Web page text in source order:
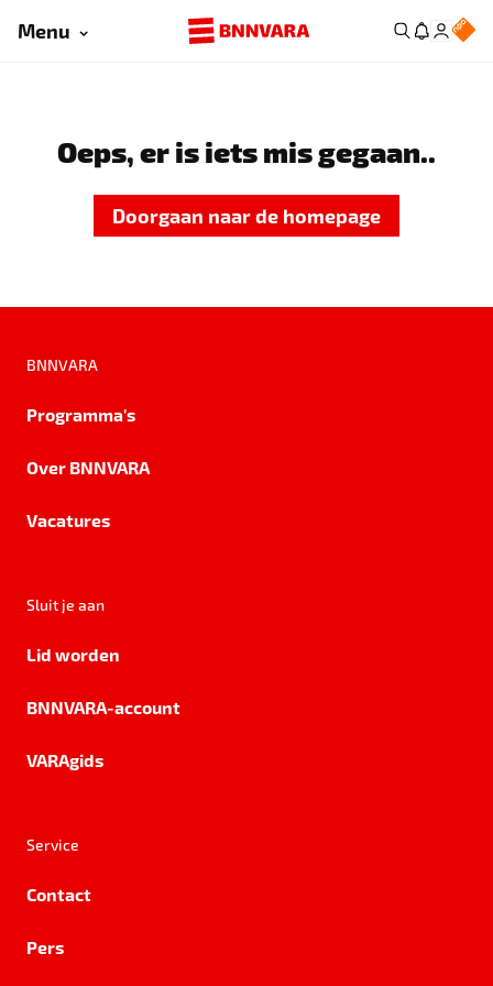
Menu
Oeps, er is iets mis gegaan..
Doorgaan naar de homepage
BNNVARA
Programma's
Over BNNVARA
Vacatures
Sluit je aan
Lid worden
BNNVARA-account
VARAgids
Service
Contact
Pers